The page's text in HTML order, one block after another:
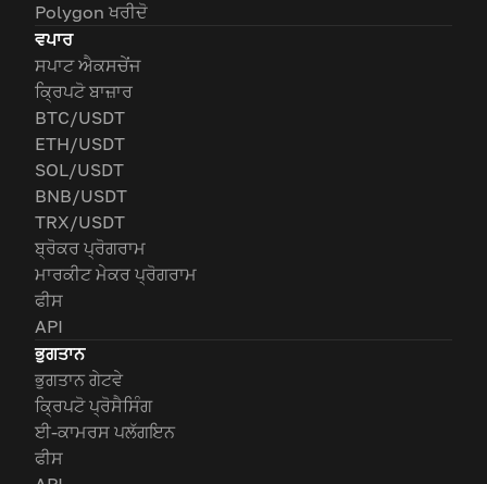
Polygon ਖਰੀਦੋ
ਵਪਾਰ
ਸਪਾਟ ਐਕਸਚੇਂਜ
ਕ੍ਰਿਪਟੋ ਬਾਜ਼ਾਰ
BTC/USDT
ETH/USDT
SOL/USDT
BNB/USDT
TRX/USDT
ਬ੍ਰੋਕਰ ਪ੍ਰੋਗਰਾਮ
ਮਾਰਕੀਟ ਮੇਕਰ ਪ੍ਰੋਗਰਾਮ
ਫੀਸ
API
ਭੁਗਤਾਨ
ਭੁਗਤਾਨ ਗੇਟਵੇ
ਕ੍ਰਿਪਟੋ ਪ੍ਰੋਸੈਸਿੰਗ
ਈ-ਕਾਮਰਸ ਪਲੱਗਇਨ
ਫੀਸ